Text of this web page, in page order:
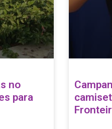
no
para